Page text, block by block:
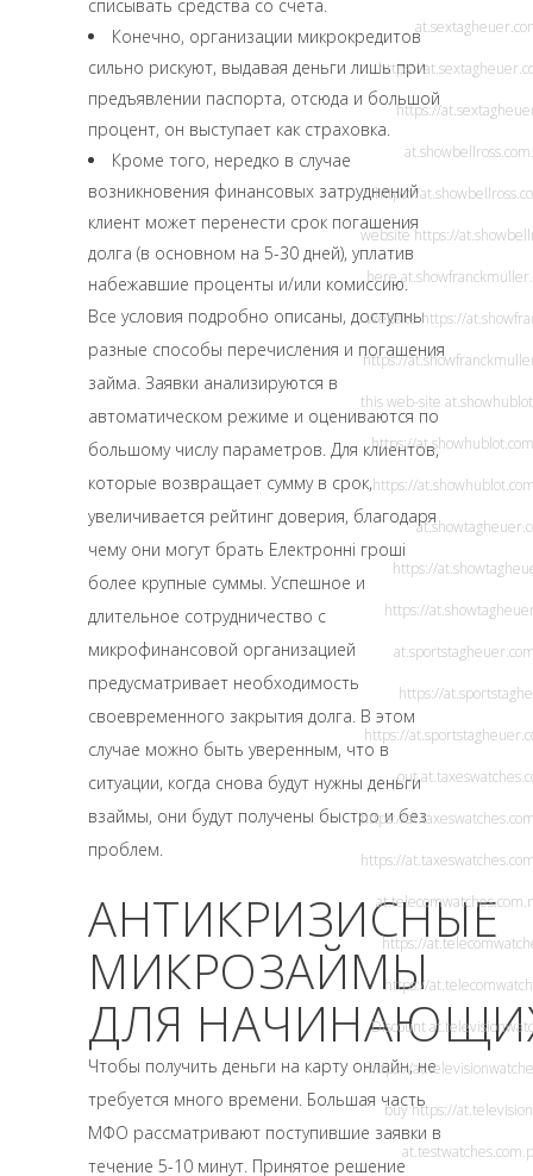
списывать средства со счета.
Конечно, организации микрокредитов
сильно рискуют, выдавая деньги лишь при
предъявлении паспорта, отсюда и большой
процент, он выступает как страховка.
Кроме того, нередко в случае
возникновения финансовых затруднений
клиент может перенести срок погашения
долга (в основном на 5-30 дней), уплатив
набежавшие проценты и/или комиссию.
Все условия подробно описаны, доступны
разные способы перечисления и погашения
займа. Заявки анализируются в
автоматическом режиме и оцениваются по
большому числу параметров. Для клиентов,
которые возвращает сумму в срок,
увеличивается рейтинг доверия, благодаря
чему они могут брать Електронні гроші
более крупные суммы. Успешное и
длительное сотрудничество с
микрофинансовой организацией
предусматривает необходимость
своевременного закрытия долга. В этом
случае можно быть уверенным, что в
ситуации, когда снова будут нужны деньги
взаймы, они будут получены быстро и без
проблем.
АНТИКРИЗИСНЫЕ
МИКРОЗАЙМЫ
ДЛЯ
Чтобы получить деньги на карту онлайн, не
требуется много времени. Большая часть
МФО рассматривают поступившие заявки в
течение 5-10 минут. Принятое решение
https://
https://
at.showbellross.com
https://
websitehttps://
here
Websitehttps://
https://
this web-site
https://
https://
https://
https://
https://
https://
out
https://
https://
at.telecomwatches.com
https://
https://
Discount
https://
buyhttps://
at.testwatches.com